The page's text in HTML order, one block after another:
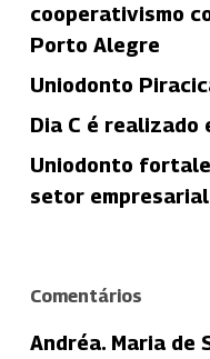
cooperativismo
Porto Alegre
Uniodonto
Dia C é realizado
Uniodonto
setor
Comentários
Andréa. Maria de